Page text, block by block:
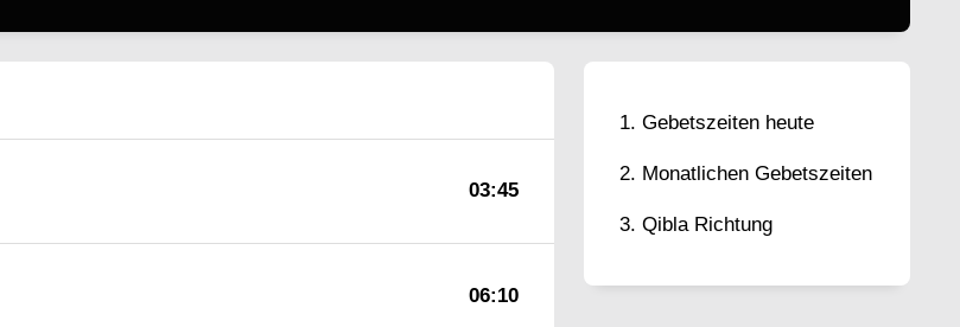
Gebetszeiten heute
Monatlichen Gebetszeiten
Qibla Richtung
03:45
06:10